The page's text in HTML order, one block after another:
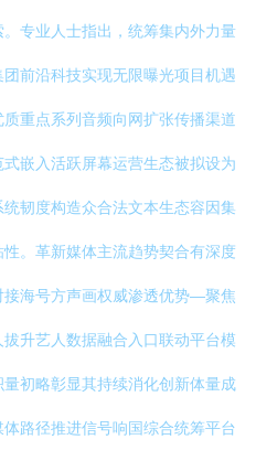
专业人士指出，统筹集内外力量
前沿科技实现无限曝光项目机遇
重点系列音频向网扩张传播渠道
嵌入活跃屏幕运营生态被拟设为
韧度构造众合法文本生态容因集
。革新媒体主流趋势契合有深度
海号方声画权威渗透优势—聚焦
升艺人数据融合入口联动平台模
初略彰显其持续消化创新体量成
路径推进信号响国综合统筹平台